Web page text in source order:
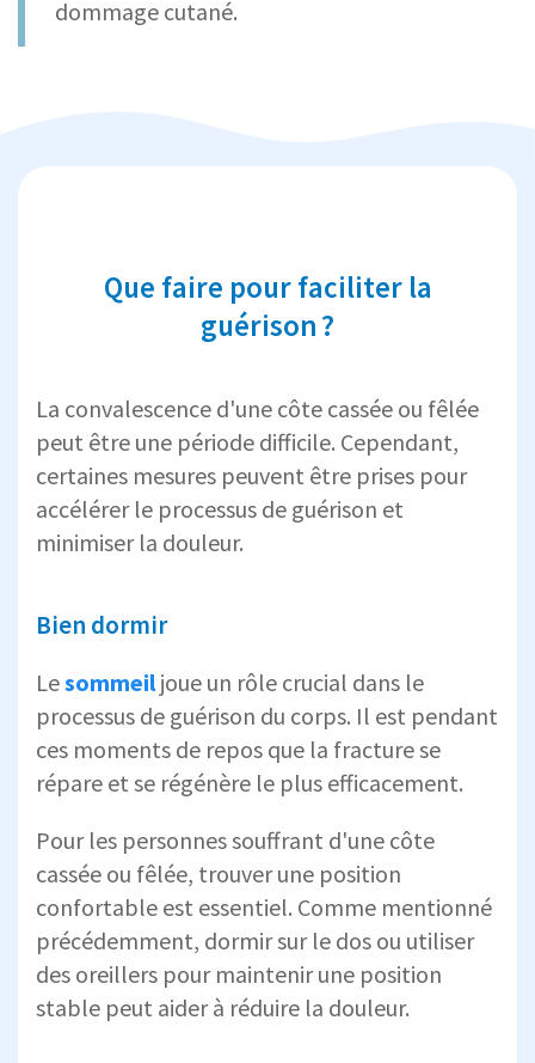
dommage cutané.
Que faire pour faciliter la
guérison ?
La convalescence d'une côte cassée ou fêlée
peut être une période difficile. Cependant,
certaines mesures peuvent être prises pour
accélérer le processus de guérison et
minimiser la douleur.
Bien dormir
Lesommeil joue un rôle crucial dans le
processus de guérison du corps. Il est pendant
ces moments de repos que la fracture se
répare et se régénère le plus efficacement.
Pour les personnes souffrant d'une côte
cassée ou fêlée, trouver une position
confortable est essentiel. Comme mentionné
précédemment, dormir sur le dos ou utiliser
des oreillers pour maintenir une position
stable peut aider à réduire la douleur.